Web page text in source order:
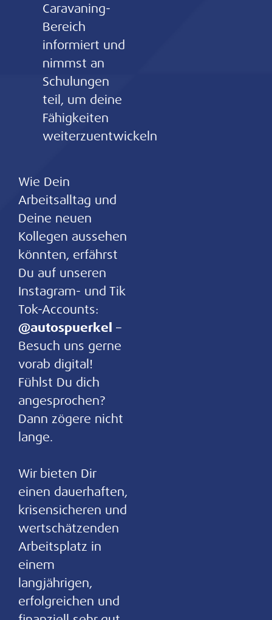
Caravaning-
Bereich
informiert und
nimmst an
Schulungen
teil, um deine
Fähigkeiten
weiterzuentwickeln
Wie Dein
Arbeitsalltag und
Deine neuen
Kollegen aussehen
könnten, erfährst
Du auf unseren
Instagram- und Tik
Tok-Accounts:
@autospuerkel –
Besuch uns gerne
vorab digital!
Fühlst Du dich
angesprochen?
Dann zögere nicht
lange.
Wir bieten Dir
einen dauerhaften,
krisensicheren und
wertschätzenden
Arbeitsplatz in
einem
langjährigen,
erfolgreichen und